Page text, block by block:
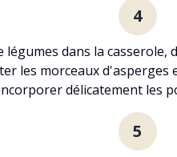
4
dans la
les morceaux
délicatement les
5